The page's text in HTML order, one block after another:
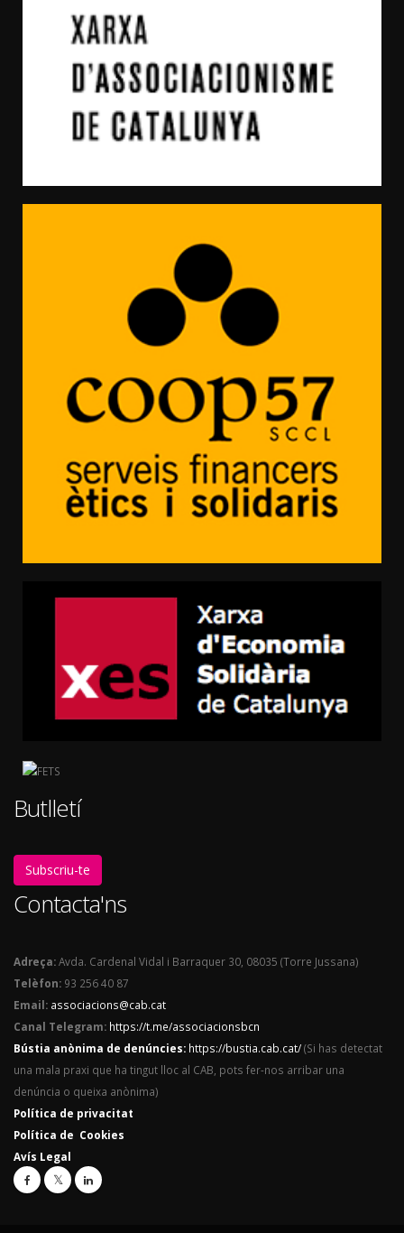
Butlletí
Subscriu-te
Contacta'ns
Adreça:Avda. Cardenal Vidal i Barraquer 30, 08035 (Torre Jussana)
Telèfon: 93 256 40 87
Email: associacions@cab.cat
Canal Telegram: https://t.me/associacionsbcn
Bústia anònima de denúncies: https://bustia.cab.cat/(Si has detectat
una mala praxi que ha tingut lloc al CAB, pots fer-nos arribar una
denúncia o queixa anònima)
Política de privacitat
Política de Cookies
Avís Legal